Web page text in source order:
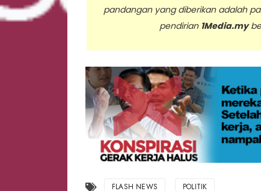
pandangan yang diberikan adalah
pendirian 1Media.my
FLASH NEWS POLITIK